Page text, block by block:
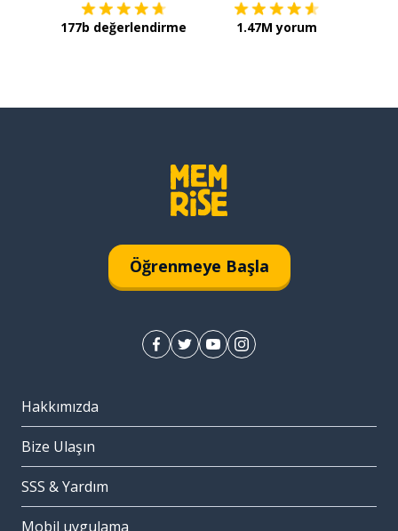
177b değerlendirme 1.47M yorum
Öğrenmeye Başla
Hakkımızda
Bize Ulaşın
SSS & Yardım
Mobil uygulama